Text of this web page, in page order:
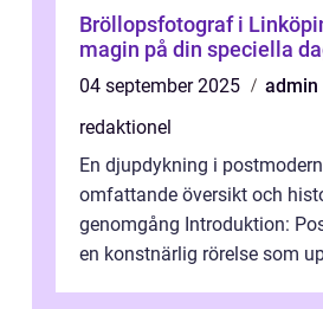
Bröllopsfotograf i
magin på din speciella
04 september 2025
admin
redaktionel
En djupdykning i
omfattande översikt och
genomgång Introduktion:
en konstnärlig rörelse som